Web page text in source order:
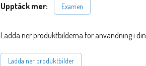
Upptäck mer: Examen
Ladda ner produktbilderna för användning i
Ladda ner produktbilder